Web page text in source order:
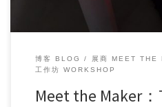
博客 BLOG
展商 MEET THE
工作坊 WORKSHOP
Meet the Maker